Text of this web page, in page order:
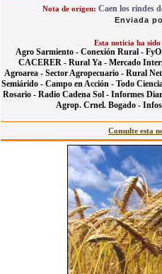
Nota de origen: Caen los rindes
Enviada
Esta noticia ha
Agro Sarmiento - Conexión Rural -
CACERER - Rural Ya - Mercado
Agroarea - Sector Agropecuario - Rural
Semiárido - Campo en Acción - Todo
Rosario - Radio Cadena Sol - Informes
Agrop. Crnel. Bogado -
Consulte esta